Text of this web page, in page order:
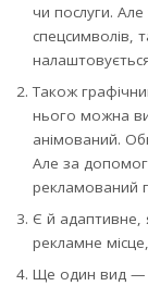
чи послуги. Але
спецсимволів,
Також
нього можна
анімований.
Але за
рекламований
Є й адаптивне,
рекламне
Ще один вид —